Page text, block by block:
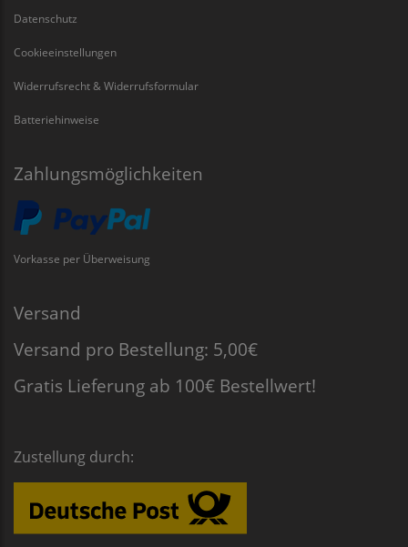
Datenschutz
Cookieeinstellungen
Widerrufsrecht & Widerrufsformular
Batteriehinweise
Zahlungsmöglichkeiten
Vorkasse per Überweisung
Versand
Versand pro Bestellung: 5,00€
Gratis Lieferung ab 100€ Bestellwert!
Zustellung durch: